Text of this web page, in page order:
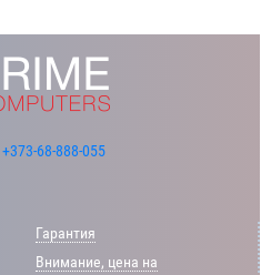
+373-68-888-055
Гарантия
Внимание, цена на